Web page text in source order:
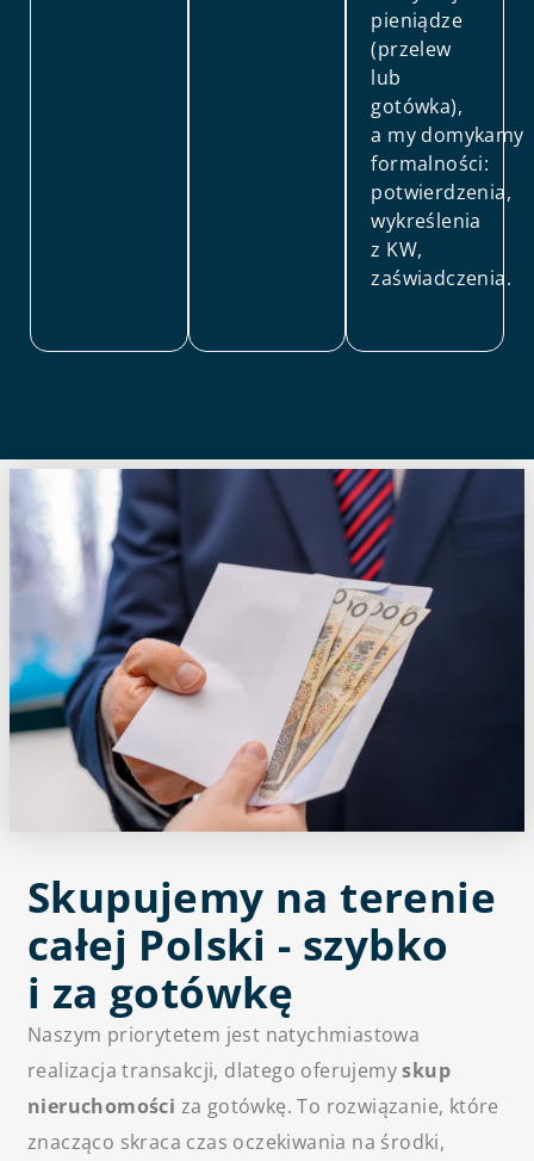
pieniądze
(przelew
lub
gotówka),
a my domykamy
formalności:
potwierdzenia,
wykreślenia
z KW,
zaświadczenia.
Skupujemy na terenie
całej Polski - szybko
i za gotówkę
Naszym priorytetem jest natychmiastowa
realizacja transakcji, dlatego oferujemyskup
nieruchomości za gotówkę. To rozwiązanie, które
znacząco skraca czas oczekiwania na środki,